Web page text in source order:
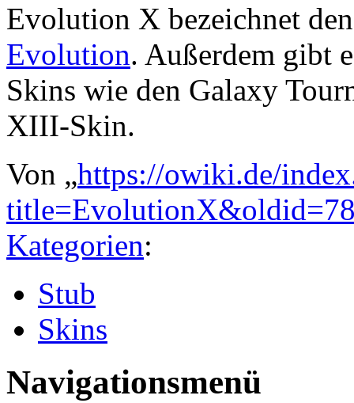
Evolution X bezeichnet
Evolution. Außerdem gibt
Skins wie den Galaxy
XIII-Skin.
Von „https://owiki.de/
Kategorien:
Stub
Skins
Navigationsmenü